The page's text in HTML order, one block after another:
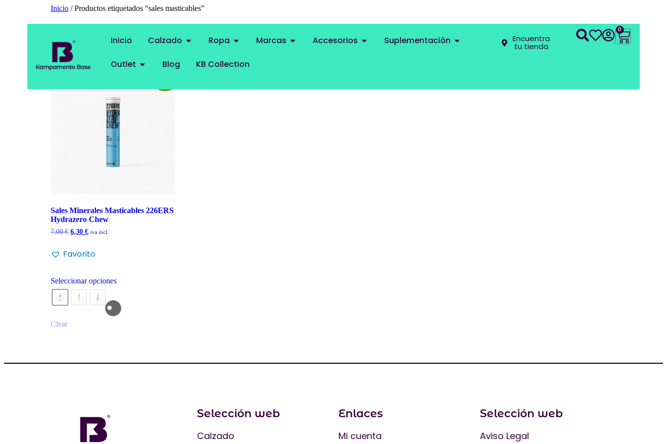
Inicio Calzado Ropa Marcas Accesorios Suplementación
Outlet Blog KB Collection
Encuentra
tu tienda
0
Inicio / Productos etiquetados “sales masticables”
sales masticables
Mostrando el único resultado
Sales Minerales Masticables 226ERS
Hydrazero Chew
7,00€ 6,30 € iva incl.
Favorito
Seleccionar opciones
Clear
Selección web
Calzado
Enlaces
Mi cuenta
Selección web
Aviso Legal